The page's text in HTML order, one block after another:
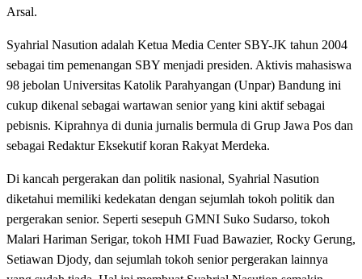
Arsal.
Syahrial Nasution adalah Ketua Media Center SBY-JK tahun 2004
sebagai tim pemenangan SBY menjadi presiden. Aktivis mahasiswa
98 jebolan Universitas Katolik Parahyangan (Unpar) Bandung ini
cukup dikenal sebagai wartawan senior yang kini aktif sebagai
pebisnis. Kiprahnya di dunia jurnalis bermula di Grup Jawa Pos dan
sebagai Redaktur Eksekutif koran Rakyat Merdeka.
Di kancah pergerakan dan politik nasional, Syahrial Nasution
diketahui memiliki kedekatan dengan sejumlah tokoh politik dan
pergerakan senior. Seperti sesepuh GMNI Suko Sudarso, tokoh
Malari Hariman Serigar, tokoh HMI Fuad Bawazier, Rocky Gerung,
Setiawan Djody, dan sejumlah tokoh senior pergerakan lainnya